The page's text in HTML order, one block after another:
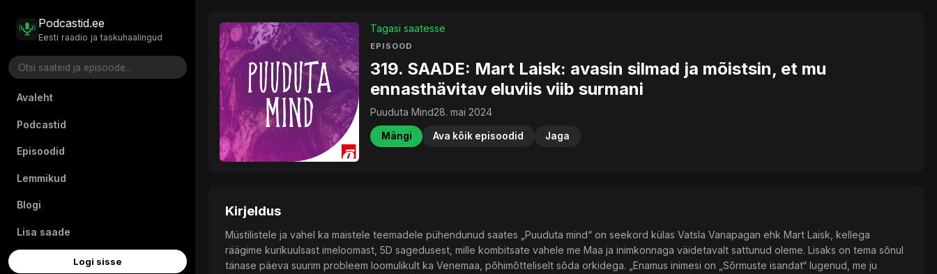
Podcastid.ee
Eesti raadio ja taskuhaalingud
Avaleht
Podcastid
Episoodid
Lemmikud
Blogi
Lisa saade
Logi sisse
Tagasi saatesse
EPISOOD
319. SAADE: Mart Laisk: avasin silmad ja mõistsin, et mu
ennasthävitav eluviis viib surmani
Puuduta Mind28. mai 2024
Mängi Ava kõik episoodid Jaga
Kirjeldus
Müstilistele ja vahel ka maistele teemadele pühendunud saates „Puuduta mind“ on seekord külas Vatsla Vanapagan ehk Mart Laisk, kellega
räägime kurikuulsast imeloomast, 5D sagedusest, mille kombitsate vahele me Maa ja inimkonnaga väidetavalt sattunud oleme. Lisaks on tema sõnul
tänase päeva suurim probleem loomulikult ka Venemaa, põhimõtteliselt sõda orkidega. „Enamus inimesi on „Sõrmuste isandat“ lugenud, me ju